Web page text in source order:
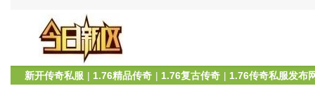
新开传奇私服 | 1.76精品传奇 | 1.76复古传奇 | 1.76传奇私服发布